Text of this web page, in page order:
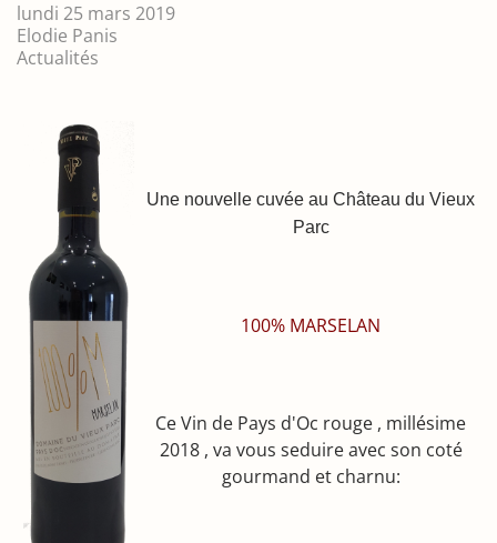
lundi 25 mars 2019
Elodie Panis
Actualités
Une nouvelle cuvée au Château du Vieux
Parc
100% MARSELAN
Ce Vin de Pays d'Oc rouge , millésime
2018 , va vous seduire avec son coté
gourmand et charnu: